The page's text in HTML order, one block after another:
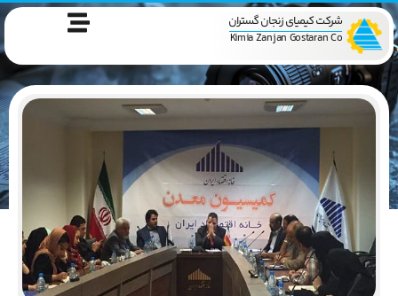
شرکت کیمیای زنجان گستران
Kimia Zanjan Gostaran Co